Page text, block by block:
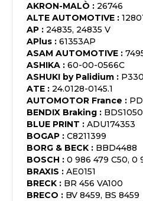
AKRON-MALÒ : 26746
ALTE AUTOMOTIVE :
AP : 24835, 24835 V
APlus : 61353AP
ASAM AUTOMOTIVE :
ASHIKA : 60-00-0566C
ASHUKI by Palidium :
ATE : 24.0128-0145.1
AUTOMOTOR France :
BENDIX Braking : BDS1050
BLUE PRINT : ADU174353
BOGAP : C8211399
BORG & BECK : BBD4488
BOSCH : 0 986 479 C50, 0
BRAXIS : AE0151
BRECK : BR 456 VA100
BRECO : BV 8459, BS 8459